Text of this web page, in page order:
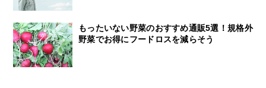
もったいない野菜のおすすめ通販5選！規格外
野菜でお得にフードロスを減らそう